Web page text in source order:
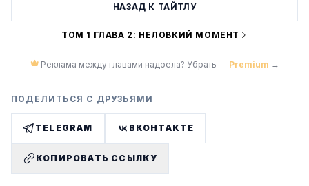
НАЗАД К ТАЙТЛУ
ТОМ 1 ГЛАВА 2: НЕЛОВКИЙ МОМЕНТ
Реклама между главами надоела? Убрать — Premium →
ПОДЕЛИТЬСЯ С ДРУЗЬЯМИ
TELEGRAM ВКОНТАКТЕ
КОПИРОВАТЬ ССЫЛКУ